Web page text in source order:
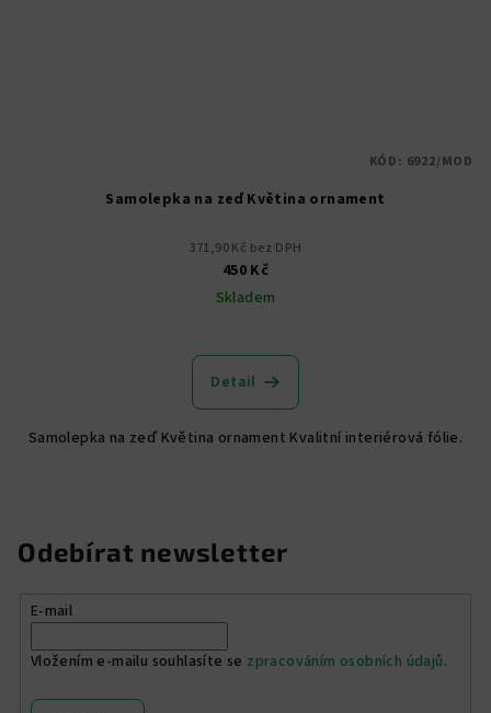
Samolepka na zeď Květina ornament
371,90 Kč bez DPH
450 Kč
Skladem
Detail
Samolepka na zeď Květina ornament Kvalitní interiérová fólie.
KÓD: 6922/MOD
Odebírat newsletter
E-mail
Vložením e-mailu souhlasíte se zpracováním osobních údajů.